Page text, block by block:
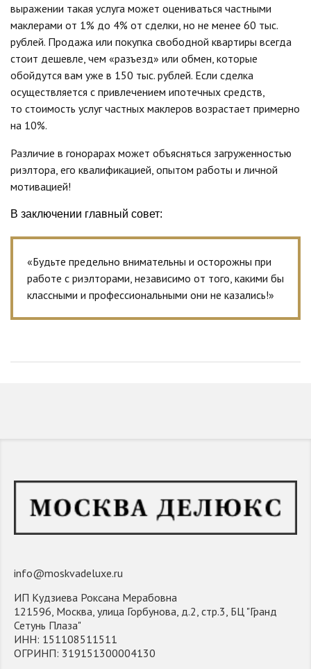
выражении такая услуга может оцениваться частными
маклерами от 1% до 4% от сделки, но не менее 60 тыс.
рублей. Продажа или покупка свободной квартиры всегда
стоит дешевле, чем «разъезд» или обмен, которые
обойдутся вам уже в 150 тыс. рублей. Если сделка
осуществляется с привлечением ипотечных средств,
то стоимость услуг частных маклеров возрастает примерно
на 10%.
Различие в гонорарах может объясняться загруженностью
риэлтора, его квалификацией, опытом работы и личной
мотивацией!
В заключении главный совет:
«Будьте предельно внимательны и осторожны при
работе с риэлторами, независимо от того, какими бы
классными и профессиональными они не казались!»
info@moskvadeluxe.ru
ИП Кудзиева Роксана Мерабовна
121596, Москва, улица Горбунова, д.2, стр.3, БЦ "Гранд
Сетунь Плаза"
ИНН: 151108511511
ОГРИНП: 319151300004130